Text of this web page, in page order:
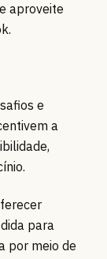
aproveite
e
a
para
por meio de